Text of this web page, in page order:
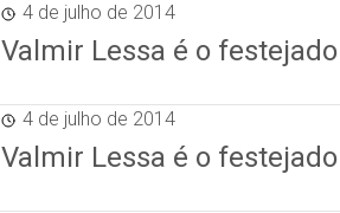
4 de julho de 2014
Valmir Lessa é o
4 de julho de 2014
Valmir Lessa é o